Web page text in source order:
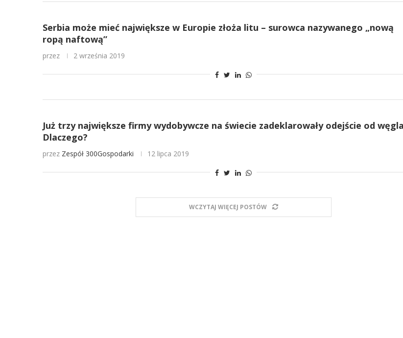
Serbia może mieć największe w Europie złoża litu – surowca nazywanego „nową
ropą naftową”
przez 2 września 2019
Już trzy największe firmy wydobywcze na świecie zadeklarowały odejście od
Dlaczego?
przez Zespół 300Gospodarki 12 lipca 2019
WCZYTAJ WIĘCEJ POSTÓW